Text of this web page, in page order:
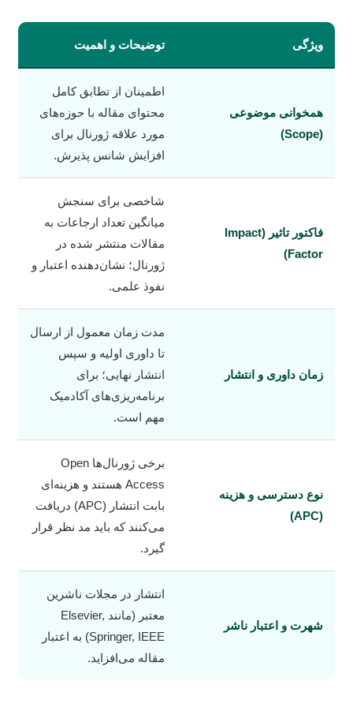
ویژگی توضیحات و اهمیت
همخوانی موضوعی
(Scope)
اطمینان از تطابق کامل
محتوای مقاله با حوزه‌های
مورد علاقه ژورنال برای
افزایش شانس پذیرش.
فاکتور تاثیر (Impact
Factor)
شاخصی برای سنجش
میانگین تعداد ارجاعات به
مقالات منتشر شده در
ژورنال؛ نشان‌دهنده اعتبار و
نفوذ علمی.
زمان داوری و انتشار
مدت زمان معمول از ارسال
تا داوری اولیه و سپس
انتشار نهایی؛ برای
برنامه‌ریزی‌های آکادمیک
مهم است.
نوع دسترسی و هزینه
(APC)
برخی ژورنال‌ها Open
Access هستند و هزینه‌ای
بابت انتشار (APC) دریافت
می‌کنند که باید مد نظر قرار
گیرد.
شهرت و اعتبار ناشر
انتشار در مجلات ناشرین
معتبر (مانند Elsevier,
Springer, IEEE) به اعتبار
مقاله می‌افزاید.